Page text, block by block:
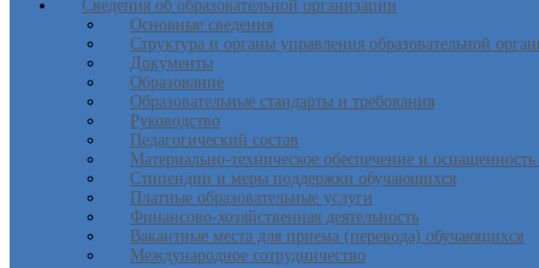
Сведения об образовательной организации
Основные сведения
Структура и органы управления образовательной
Документы
Образование
Образовательные стандарты и требования
Руководство
Педагогический состав
Материально-техническое обеспечение и
Стипендии и меры поддержки обучающихся
Платные образовательные услуги
Финансово-хозяйственная деятельность
Вакантные места для приема (перевода) обучающихся
Международное сотрудничество